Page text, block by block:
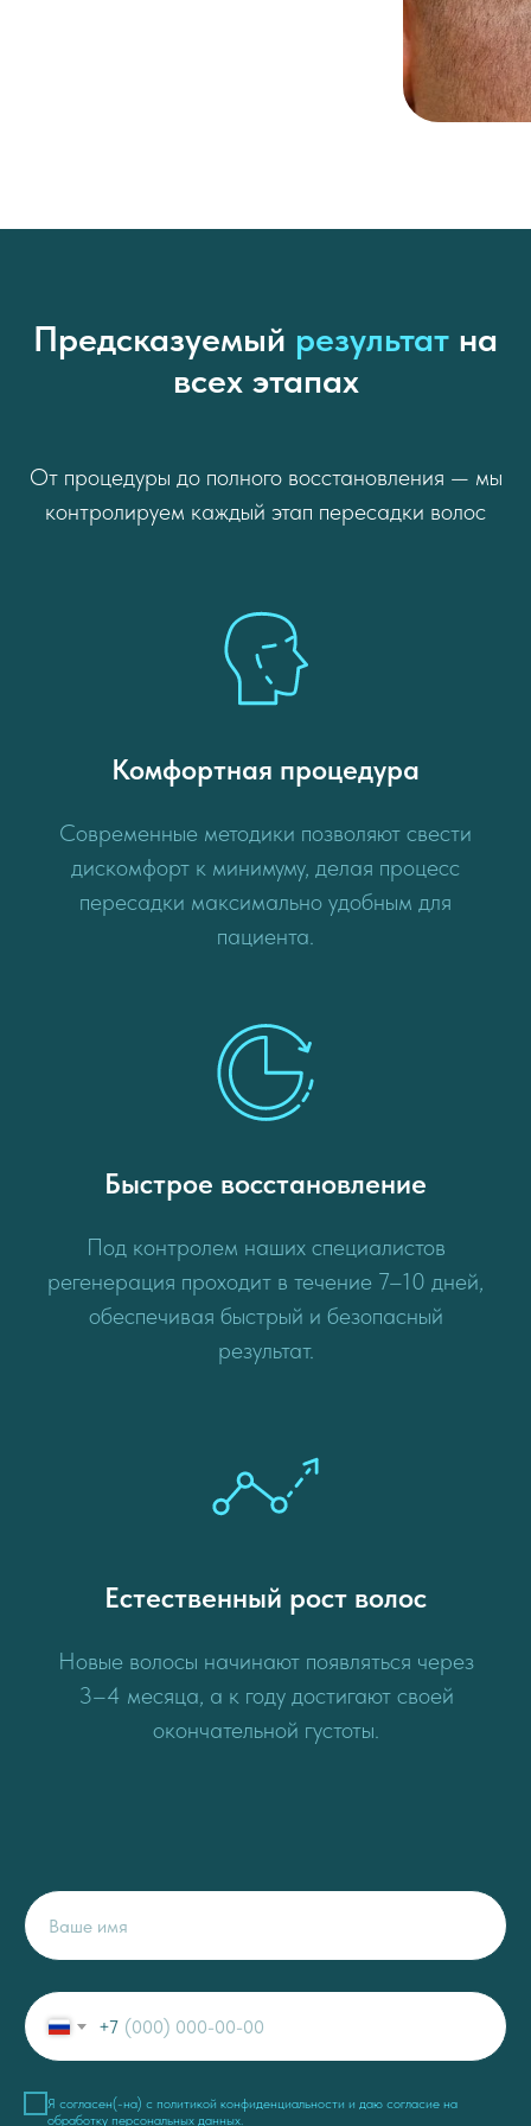
Предсказуемый результат на
всех этапах
От процедуры до полного восстановления — мы
контролируем каждый этап пересадки волос
Комфортная процедура
Современные методики позволяют свести
дискомфорт к минимуму, делая процесс
пересадки максимально удобным для
пациента.
Быстрое восстановление
Под контролем наших специалистов
регенерация проходит в течение 7–10 дней,
обеспечивая быстрый и безопасный
результат.
Естественный рост волос
Новые волосы начинают появляться через
3–4 месяца, а к году достигают своей
окончательной густоты.
+7
Я согласен(-на) c политикой конфиденциальности и даю согласие на
обработку персональных данных